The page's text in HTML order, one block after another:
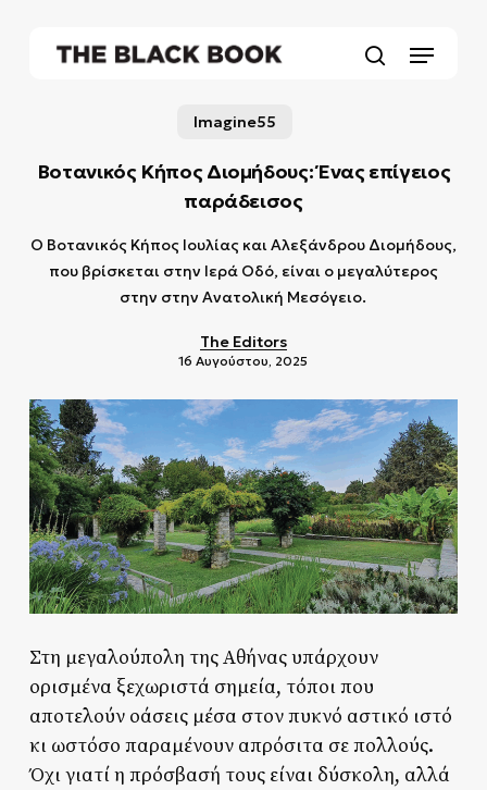
Menu
Imagine55
Βοτανικός Κήπος Διομήδους: Ένας επίγειος
παράδεισος
Ο Βοτανικός Κήπος Ιουλίας και Αλεξάνδρου Διομήδους,
που βρίσκεται στην Ιερά Οδό, είναι ο μεγαλύτερος
στην στην Ανατολική Μεσόγειο.
The Editors
16 Αυγούστου, 2025
Στη μεγαλούπολη της Αθήνας υπάρχουν
ορισμένα ξεχωριστά σημεία, τόποι που
αποτελούν οάσεις μέσα στον πυκνό αστικό ιστό
κι ωστόσο παραμένουν απρόσιτα σε πολλούς.
Όχι γιατί η πρόσβασή τους είναι δύσκολη, αλλά